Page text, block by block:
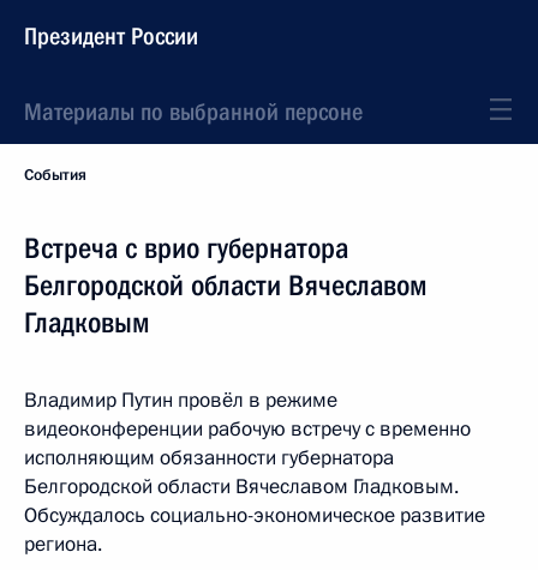
Президент России
Материалы по выбранной персоне
События
Встреча с врио губернатора
Белгородской области Вячеславом
Гладковым
Владимир Путин провёл в режиме
видеоконференции рабочую встречу с временно
исполняющим обязанности губернатора
Белгородской области Вячеславом Гладковым.
Обсуждалось социально-экономическое развитие
региона.